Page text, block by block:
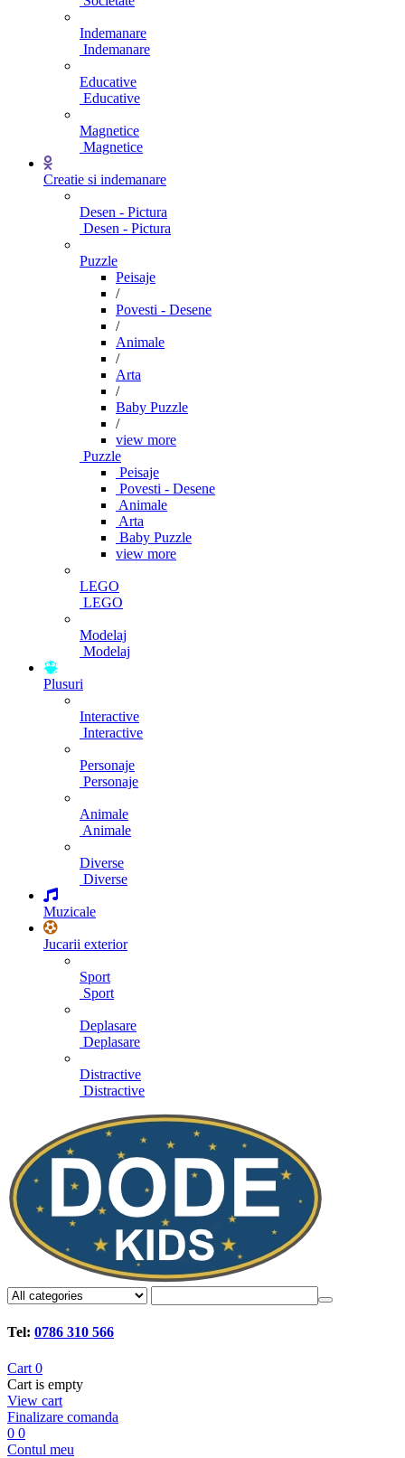
Indemanare
Indemanare
Educative
Educative
Magnetice
Magnetice
Creatie si indemanare
Desen - Pictura
Desen - Pictura
Puzzle
Peisaje
/
Povesti - Desene
/
Animale
/
Arta
/
Baby Puzzle
/
view more
Puzzle
Peisaje
Povesti - Desene
Animale
Arta
Baby Puzzle
view more
LEGO
LEGO
Modelaj
Modelaj
Plusuri
Interactive
Interactive
Personaje
Personaje
Animale
Animale
Diverse
Diverse
Muzicale
Jucarii exterior
Sport
Sport
Deplasare
Deplasare
Distractive
Distractive
Tel: 0786 310 566
Cart 0
Cart is empty
View cart
Finalizare comanda
0 0
Contul meu